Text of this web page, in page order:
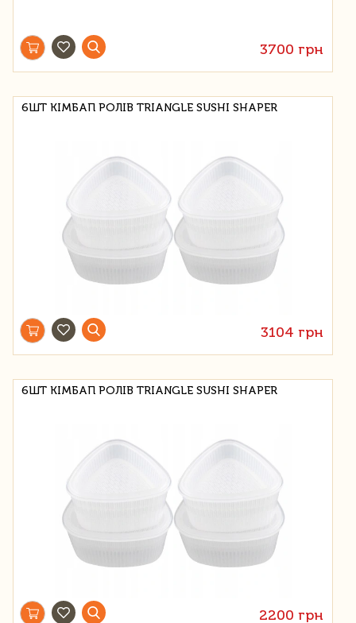
3700 грн
6ШТ КІМБАП РОЛІВ TRIANGLE SUSHI SHAPER
3104 грн
6ШТ КІМБАП РОЛІВ TRIANGLE SUSHI SHAPER
2200 грн